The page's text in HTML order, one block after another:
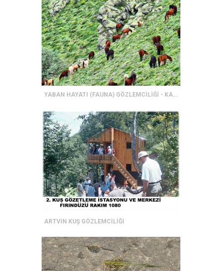
YABAN HAYATI (FAUNA) GÖZLEMCİLİĞİ - KARADAĞ
ARTVİN KUŞ GÖZLEMCİLİĞİ